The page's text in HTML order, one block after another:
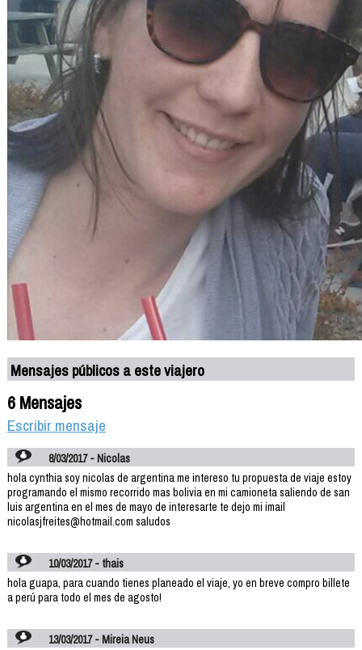
Mensajes públicos a este viajero
6 Mensajes
Escribir mensaje
8/03/2017 - Nicolas
hola cynthia soy nicolas de argentina me intereso tu propuesta de viaje estoy
programando el mismo recorrido mas bolivia en mi camioneta saliendo de san
luis argentina en el mes de mayo de interesarte te dejo mi imail
nicolasjfreites@hotmail.com saludos
10/03/2017 - thais
hola guapa, para cuando tienes planeado el viaje, yo en breve compro billete
a perú para todo el mes de agosto!
13/03/2017 - Mireia Neus